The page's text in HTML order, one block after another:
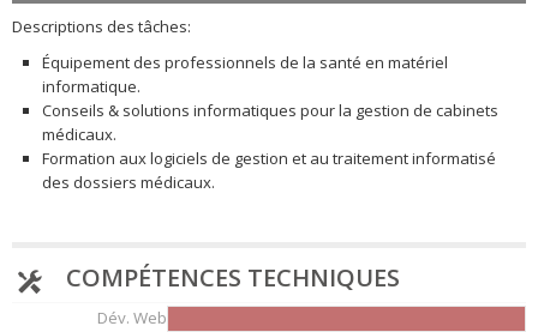
Descriptions des tâches:
Équipement des professionnels de la santé en matériel
informatique.
Conseils & solutions informatiques pour la gestion de cabinets
médicaux.
Formation aux logiciels de gestion et au traitement informatisé
des dossiers médicaux.
COMPÉTENCES TECHNIQUES
Dév. Web